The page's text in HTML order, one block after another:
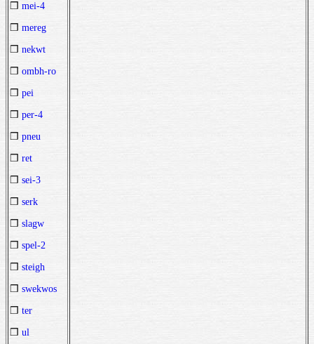
❒ mei-4
❒ mereg
❒ nekwt
❒ ombh-ro
❒ pei
❒ per-4
❒ pneu
❒ ret
❒ sei-3
❒ serk
❒ slagw
❒ spel-2
❒ steigh
❒ swekwos
❒ ter
❒ ul